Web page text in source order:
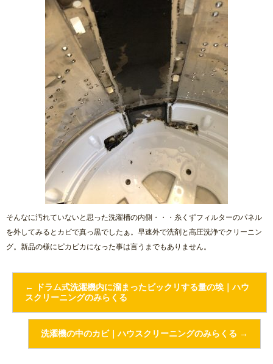
そんなに汚れていないと思った洗濯槽の内側・・・糸くずフィルターのパネル
を外してみるとカビで真っ黒でしたぁ。早速外で洗剤と高圧洗浄でクリーニン
グ。新品の様にピカピカになった事は言うまでもありません。
←
ドラム式洗濯機内に溜まったビックリする量の埃｜ハウ
スクリーニングのみらくる
洗濯機の中のカビ｜ハウスクリーニングのみらくる →